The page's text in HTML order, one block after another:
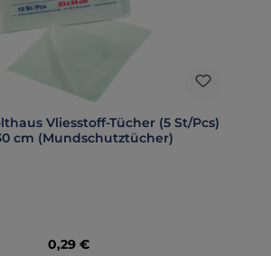
Vliesstoff-Tücher (5 St/Pcs)
cm (Mundschutztücher)
Regulärer Preis:
0,29 €